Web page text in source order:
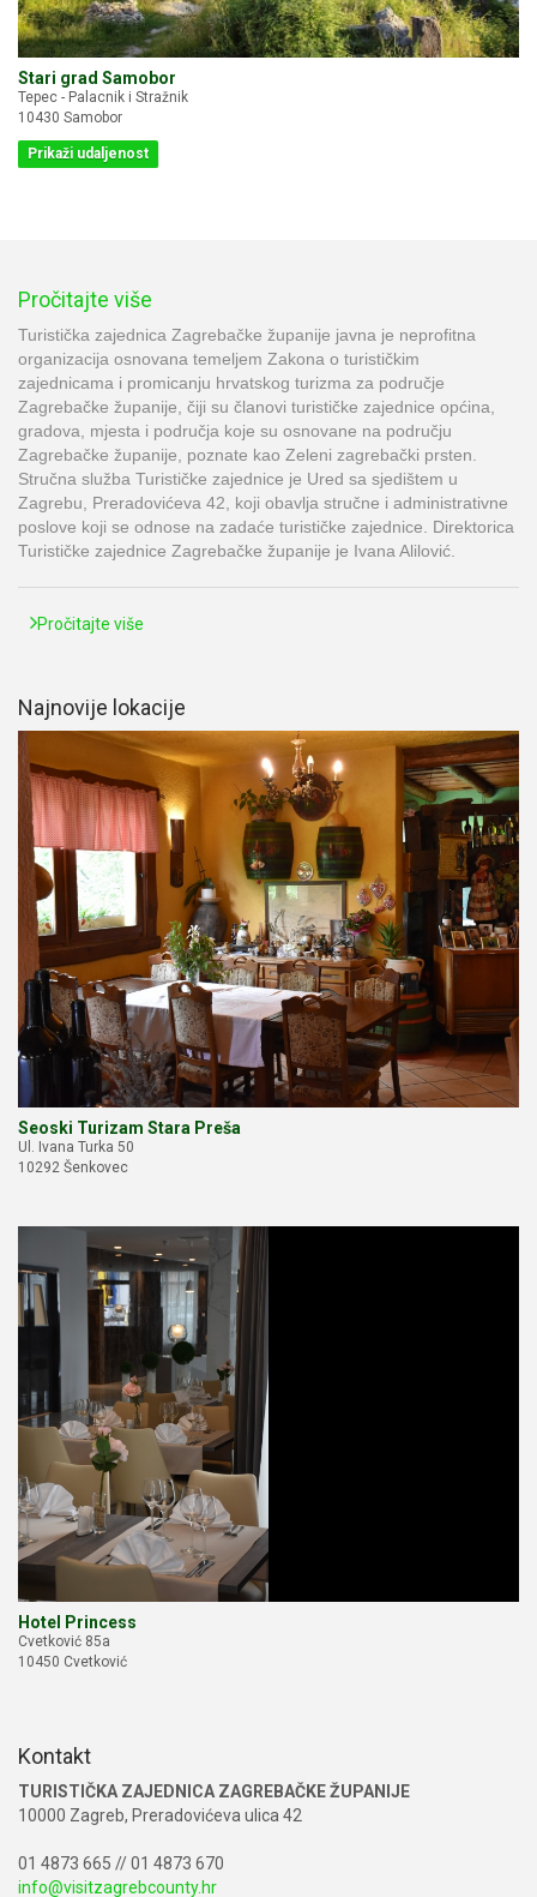
Stari grad Samobor
Tepec - Palacnik i Stražnik
10430 Samobor
Prikaži udaljenost
Pročitajte više
Turistička zajednica Zagrebačke županije javna je neprofitna
organizacija osnovana temeljem Zakona o turističkim
zajednicama i promicanju hrvatskog turizma za područje
Zagrebačke županije, čiji su članovi turističke zajednice općina,
gradova, mjesta i područja koje su osnovane na području
Zagrebačke županije, poznate kao Zeleni zagrebački prsten.
Stručna služba Turističke zajednice je Ured sa sjedištem u
Zagrebu, Preradovićeva 42, koji obavlja stručne i administrativne
poslove koji se odnose na zadaće turističke zajednice. Direktorica
Turističke zajednice Zagrebačke županije je Ivana Alilović.
Pročitajte više
Najnovije lokacije
Seoski Turizam Stara Preša
Ul. Ivana Turka 50
10292 Šenkovec
Hotel Princess
Cvetković 85a
10450 Cvetković
Kontakt
TURISTIČKA ZAJEDNICA ZAGREBAČKE ŽUPANIJE
10000 Zagreb, Preradovićeva ulica 42
01 4873 665 // 01 4873 670
info@visitzagrebcounty.hr